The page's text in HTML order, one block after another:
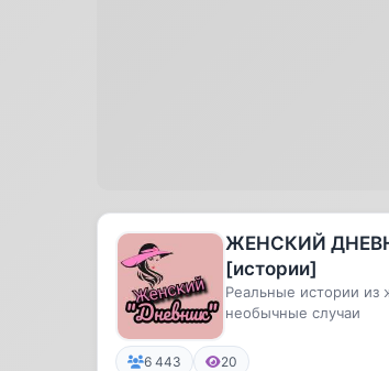
ЖЕНСКИЙ
[истории]
Реальные истории из
необычные случаи
6 443 20